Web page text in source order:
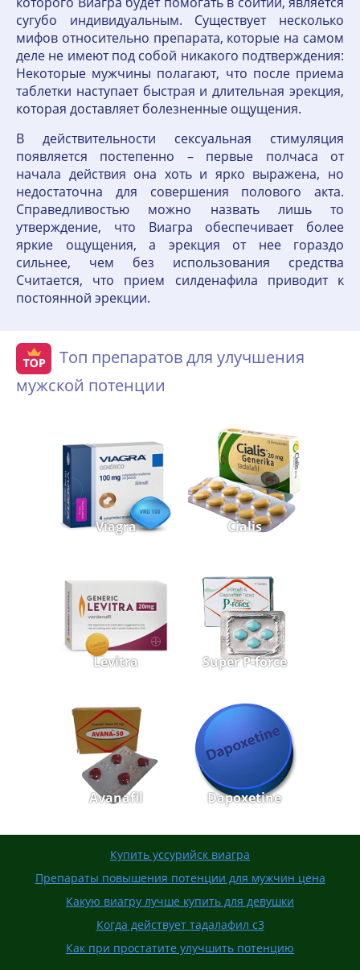
сугубо индивидуальным. Существует несколько
мифов относительно препарата, которые на самом
деле не имеют под собой никакого подтверждения:
Некоторые мужчины полагают, что после приема
таблетки наступает быстрая и длительная эрекция,
которая доставляет болезненные ощущения.
В действительности сексуальная стимуляция
появляется постепенно – первые полчаса от
начала действия она хоть и ярко выражена, но
недостаточна для совершения полового акта.
Справедливостью можно назвать лишь то
утверждение, что Виагра обеспечивает более
яркие ощущения, а эрекция от нее гораздо
сильнее, чем без использования средства
Считается, что прием силденафила приводит к
постоянной эрекции.
Топ препаратов для улучшения
мужской потенции
Viagra Cialis
Levitra Super P-force
Avanafil Dapoxetine
Купить уссурийск виагра
Препараты повышения потенции для мужчин цена
Какую виагру лучше купить для девушки
Когда действует тадалафил с3
Как при простатите улучшить потенцию